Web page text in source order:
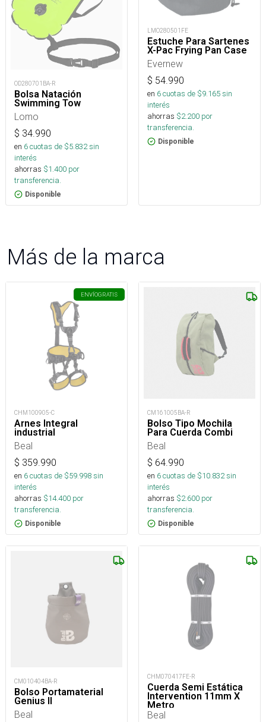
OD280701BA-R
Bolsa Natación
Swimming Tow
Lomo
$ 34.990
en 6cuotas de $5.832sin
interés
ahorras $1.400 por
transferencia.
Disponible
LMO280501FE
Estuche Para Sartenes
X-Pac Frying Pan Case
Evernew
$ 54.990
en 6cuotas de $9.165sin
interés
ahorras $2.200 por
transferencia.
Disponible
Más de la marca
ENVÍOGRATIS
CHM100905-C
Arnes Integral
industrial
Beal
$ 359.990
en 6cuotas de $59.998sin
interés
ahorras $14.400 por
transferencia.
Disponible
CM161005BA-R
Bolso Tipo Mochila
Para Cuerda Combi
Beal
$ 64.990
en 6cuotas de $10.832sin
interés
ahorras $2.600 por
transferencia.
Disponible
CM010404BA-R
Bolso Portamaterial
Genius II
Beal
CHM070417FE-R
Cuerda Semi Estática
Intervention 11mm X
Metro
Beal